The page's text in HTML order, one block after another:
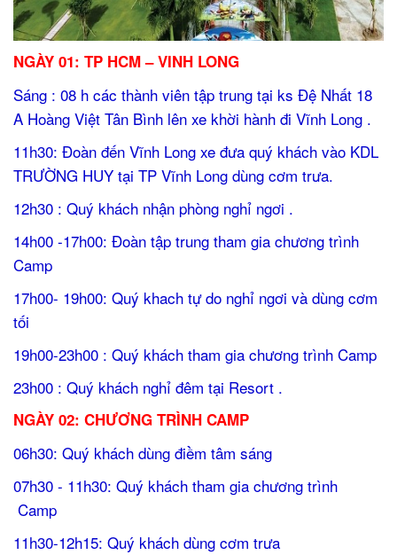
NGÀY 01: TP HCM – VINH LONG
Sáng : 08 h các thành viên tập trung tại ks Đệ Nhất 18
A Hoàng Việt Tân Bình lên xe khời hành đi Vĩnh Long .
11h30: Đoàn đến Vĩnh Long xe đưa quý khách vào KDL
TRƯỜNG HUY tại TP Vĩnh Long dùng cơm trưa.
12h30 : Quý khách nhận phòng nghỉ ngơi .
14h00 -17h00: Đoàn tập trung tham gia chương trình
Camp
17h00- 19h00: Quý khach tự do nghỉ ngơi và dùng cơm
tối
19h00-23h00 : Quý khách tham gia chương trình Camp
23h00 : Quý khách nghỉ đêm tại Resort .
NGÀY 02: CHƯƠNG TRÌNH CAMP
06h30: Quý khách dùng điềm tâm sáng
07h30 - 11h30: Quý khách tham gia chương trình
Camp
11h30-12h15: Quý khách dùng cơm trưa